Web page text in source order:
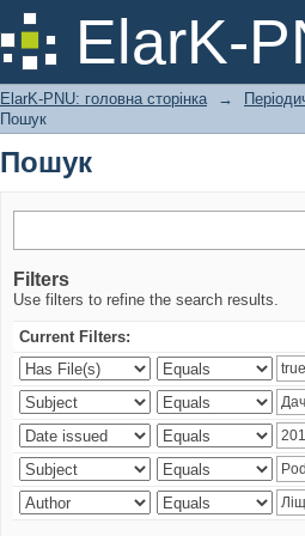
ElarK-
Пошук
ElarK-PNU: головна сторінка →
Пошук
Пошук
Filters
Use filters to refine the search results.
Current Filters: